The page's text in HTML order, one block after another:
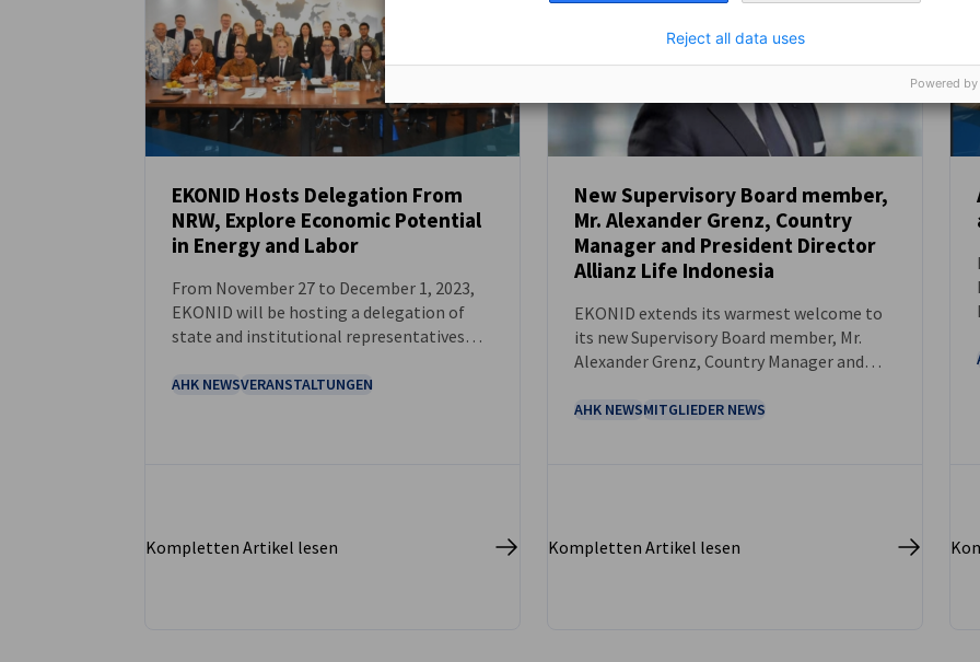
NEUIGKEITEN
EKONID Hosts Delegation From
NRW, Explore Economic Potential
in Energy and Labor
From November 27 to December 1, 2023,
EKONID will be hosting a delegation of
state and institutional representatives
Germany, with the aim of introducing
AHK NEWSVERANSTALTUNGEN
Kompletten Artikel lesen
NEUIGKEITEN
New Supervisory Board member,
Mr. Alexander Grenz, Country
Manager and President Director
Allianz Life Indonesia
EKONID extends its warmest welcome to
its new Supervisory Board member, Mr.
Alexander Grenz, Country Manager and
AHK NEWSMITGLIEDER NEWS
Kompletten Artikel lesen
Reject all data uses
Powered by